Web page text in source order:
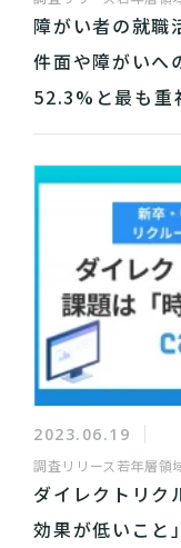
障がい者の就職
件面や障がいへ
52.3%と最も重
2023.06.19
調査リリース 若年層領
ダイレクトリク
効果が低いこと」